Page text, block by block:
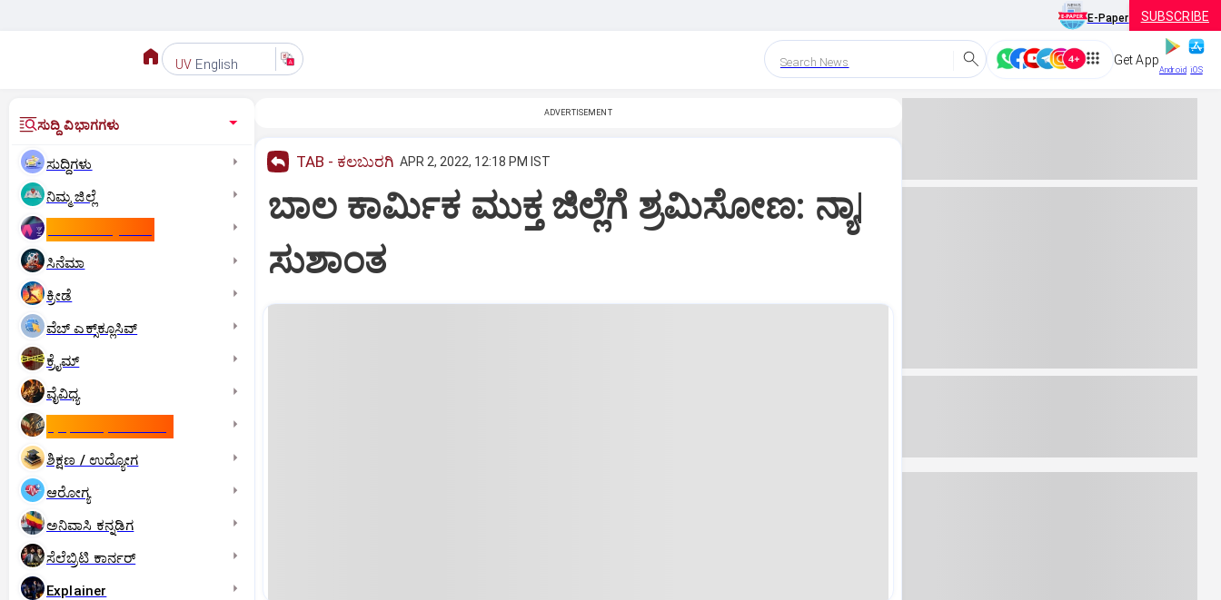
E-Paper SUBSCRIBE
UV English Search News Get App
Android iOS
ಸುದ್ದಿ ವಿಭಾಗಗಳು
ಸುದ್ದಿಗಳು
ನಿಮ್ಮ ಜಿಲ್ಲೆ
ಸಿನೆಮಾ
ಕ್ರೀಡೆ
ವೆಬ್ ಎಕ್ಸ್‌ಕ್ಲೂಸಿವ್
ಕ್ರೈಮ್
ವೈವಿಧ್ಯ
ಶಿಕ್ಷಣ / ಉದ್ಯೋಗ
ಆರೋಗ್ಯ
ಅನಿವಾಸಿ ಕನ್ನಡಿಗ
ಸೆಲೆಬ್ರಿಟಿ ಕಾರ್ನರ್‌
Explainer
ADVERTISEMENT
TAB - ಕಲಬುರಗಿ APR 2, 2022, 12:18 PM IST
ಬಾಲ ಕಾರ್ಮಿಕ ಮುಕ್ತ ಜಿಲ್ಲೆಗೆ ಶ್ರಮಿಸೋಣ: ನ್ಯಾ|
ಸುಶಾಂತ